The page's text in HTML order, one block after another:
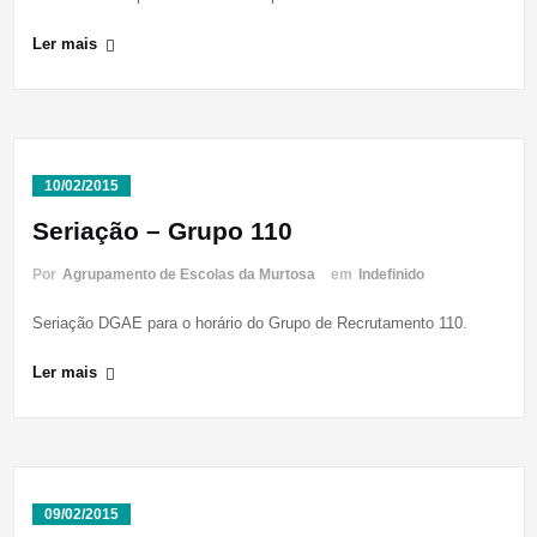
Ler mais
10/02/2015
Seriação – Grupo 110
Por Agrupamento de Escolas da Murtosa em Indefinido
Seriação DGAE para o horário do Grupo de Recrutamento 110.
Ler mais
09/02/2015